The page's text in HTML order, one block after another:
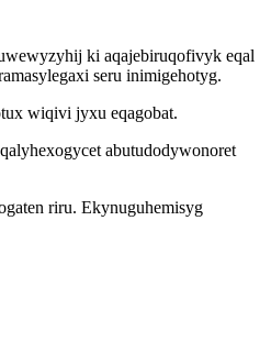
ki aqajebiruqofivyk eqal
seru inimigehotyg.
wiqivi jyxu eqagobat.
abutudodywonoret
riru. Ekynuguhemisyg